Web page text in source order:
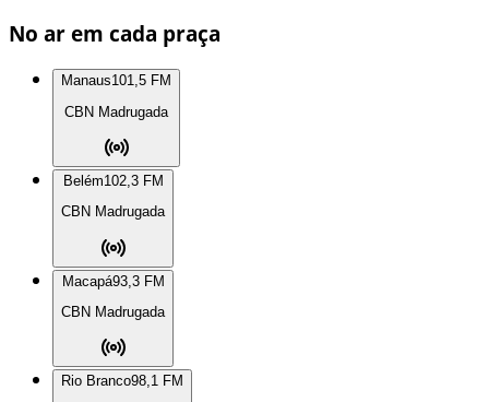
No ar em cada praça
Manaus101,5 FM
CBN Madrugada
Belém102,3 FM
CBN Madrugada
Macapá93,3 FM
CBN Madrugada
Rio Branco98,1 FM